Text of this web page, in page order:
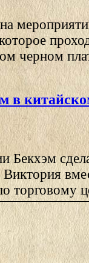
черном
в
Бекхэм
торговому